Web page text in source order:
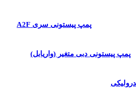
پمپ پیستونی سری A2F
پمپ پیستونی دبی متغیر (واریابل)